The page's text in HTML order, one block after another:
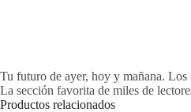
Tu futuro de ayer, hoy y mañana.
La sección favorita de miles de
Productos relacionados